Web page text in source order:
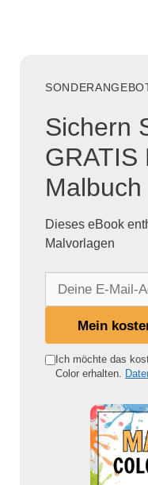
Sichern
GRATIS
Malbuch
Dieses eBook
Malvorlagen
e
Mein
Ich möchte das
Color erhalten.